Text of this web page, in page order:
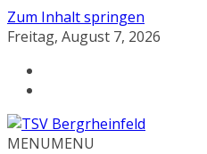
Zum Inhalt springen
Freitag, August 7, 2026
MENUMENU